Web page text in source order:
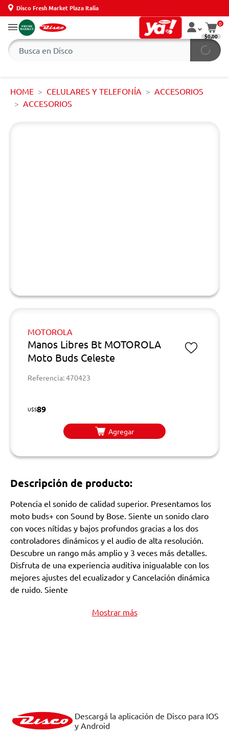
Disco Fresh Market Plaza Italia
0
$0,00
HOME CELULARES Y TELEFONÍA
ACCESORIOS
ACCESORIOS
MOTOROLA
Manos Libres Bt MOTOROLA
Moto Buds Celeste
Referencia: 470423
U$S89
Agregar
Descripción de producto:
Potencia el sonido de calidad superior. Presentamos los
moto buds+ con Sound by Bose. Siente un sonido claro
con voces nítidas y bajos profundos gracias a los dos
controladores dinámicos y el audio de alta resolución.
Descubre un rango más amplio y 3 veces más detalles.
Disfruta de una experiencia auditiva inigualable con los
mejores ajustes del ecualizador y Cancelación dinámica
de ruido. Siente
Mostrar más
Descargá la aplicación de Disco para IOS
y Android